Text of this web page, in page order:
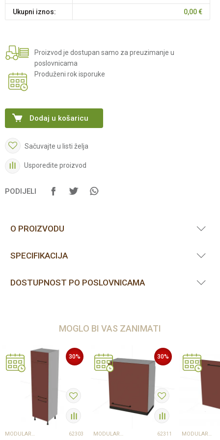
Ukupni iznos: 0,00€
Proizvod je dostupan samo za preuzimanje u
poslovnicama
Produženi rok isporuke
Dodaj u košaricu
Sačuvajte u listi želja
Usporedite proizvod
PODIJELI
O PROIZVODU
SPECIFIKACIJA
DOSTUPNOST PO POSLOVNICAMA
MOGLO BI VAS ZANIMATI
30%
MODULARNI ELEMENTI ZA KUHINJE 62303
30%
MODULARNI ELEMENTI ZA KUHINJE 62311 MODULARNI ELEMENTI ZA KUHINJE